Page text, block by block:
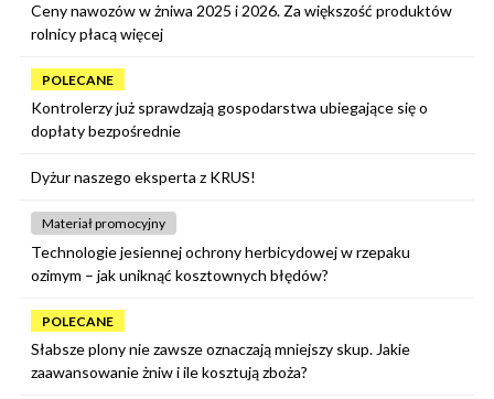
Ceny nawozów w żniwa 2025 i 2026. Za większość produktów
rolnicy płacą więcej
POLECANE
Kontrolerzy już sprawdzają gospodarstwa ubiegające się o
dopłaty bezpośrednie
Dyżur naszego eksperta z KRUS!
Materiał promocyjny
Technologie jesiennej ochrony herbicydowej w rzepaku
ozimym – jak uniknąć kosztownych błędów?
POLECANE
Słabsze plony nie zawsze oznaczają mniejszy skup. Jakie
zaawansowanie żniw i ile kosztują zboża?